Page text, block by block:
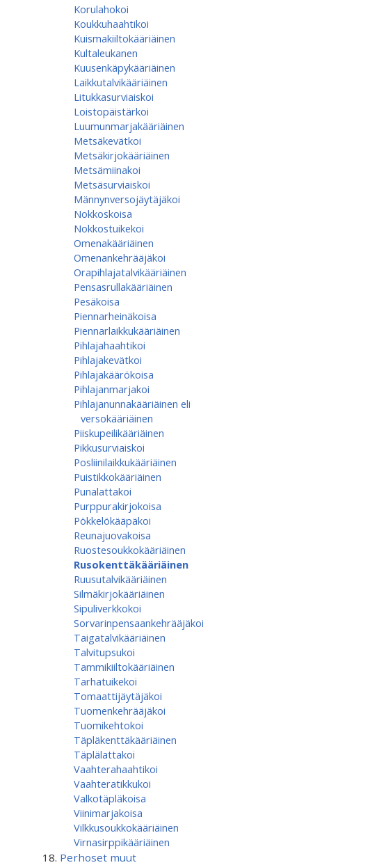
Korulahokoi
Koukkuhaahtikoi
Kuismakiiltokääriäinen
Kultaleukanen
Kuusenkäpykääriäinen
Laikkutalvikääriäinen
Litukkasurviaiskoi
Loistopäistärkoi
Luumunmarjakääriäinen
Metsäkevätkoi
Metsäkirjokääriäinen
Metsämiinakoi
Metsäsurviaiskoi
Männynversojäytäjäkoi
Nokkoskoisa
Nokkostuikekoi
Omenakääriäinen
Omenan­kehrääjä­koi
Orapihlajatalvikääriäinen
Pensasrullakääriäinen
Pesäkoisa
Piennarheinäkoisa
Piennarlaikkukääriäinen
Pihlajahaahtikoi
Pihlajakevätkoi
Pihlajakäärökoisa
Pihlajanmarjakoi
Pihlajanunnakääriäinen eli
versokääriäinen
Piiskupeilikääriäinen
Pikkusurviaiskoi
Posliinilaikkukääriäinen
Puistikkokääriäinen
Punalattakoi
Purppurakirjokoisa
Pökkelökääpäkoi
Reunajuovakoisa
Ruostesoukkokääriäinen
Rusokenttäkääriäinen
Ruusutalvikääriäinen
Silmäkirjokääriäinen
Sipuliverkkokoi
Sorvarinpensaankehrääjäkoi
Taigatalvikääriäinen
Talvitupsukoi
Tammikiiltokääriäinen
Tarhatuikekoi
Tomaattijäytäjäkoi
Tuomenkehrääjäkoi
Tuomikehtokoi
Täpläkenttäkääriäinen
Täplälattakoi
Vaahterahaahtikoi
Vaahteratikkukoi
Valkotäpläkoisa
Viinimarjakoisa
Vilkkusoukkokääriäinen
Virnasirppikääriäinen
Perhoset muut